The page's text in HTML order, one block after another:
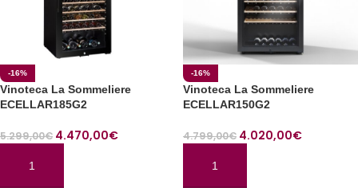
-16%
Vinoteca La Sommeliere
ECELLAR185G2
5.299,00€ 4.470,00€
AÑADIR AL CARRITO
-16%
Vinoteca La Sommeliere
ECELLAR150G2
4.799,00€ 4.020,00€
AÑADIR AL CARRITO